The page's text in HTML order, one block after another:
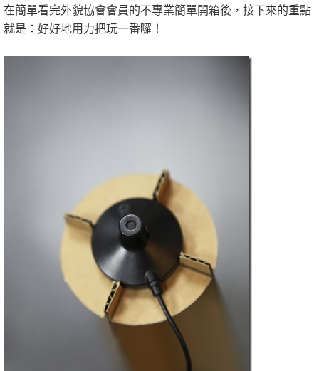
在簡單看完外貌協會會員的不專業簡單開箱後，接下來的重點
就是：好好地用力把玩一番囉！